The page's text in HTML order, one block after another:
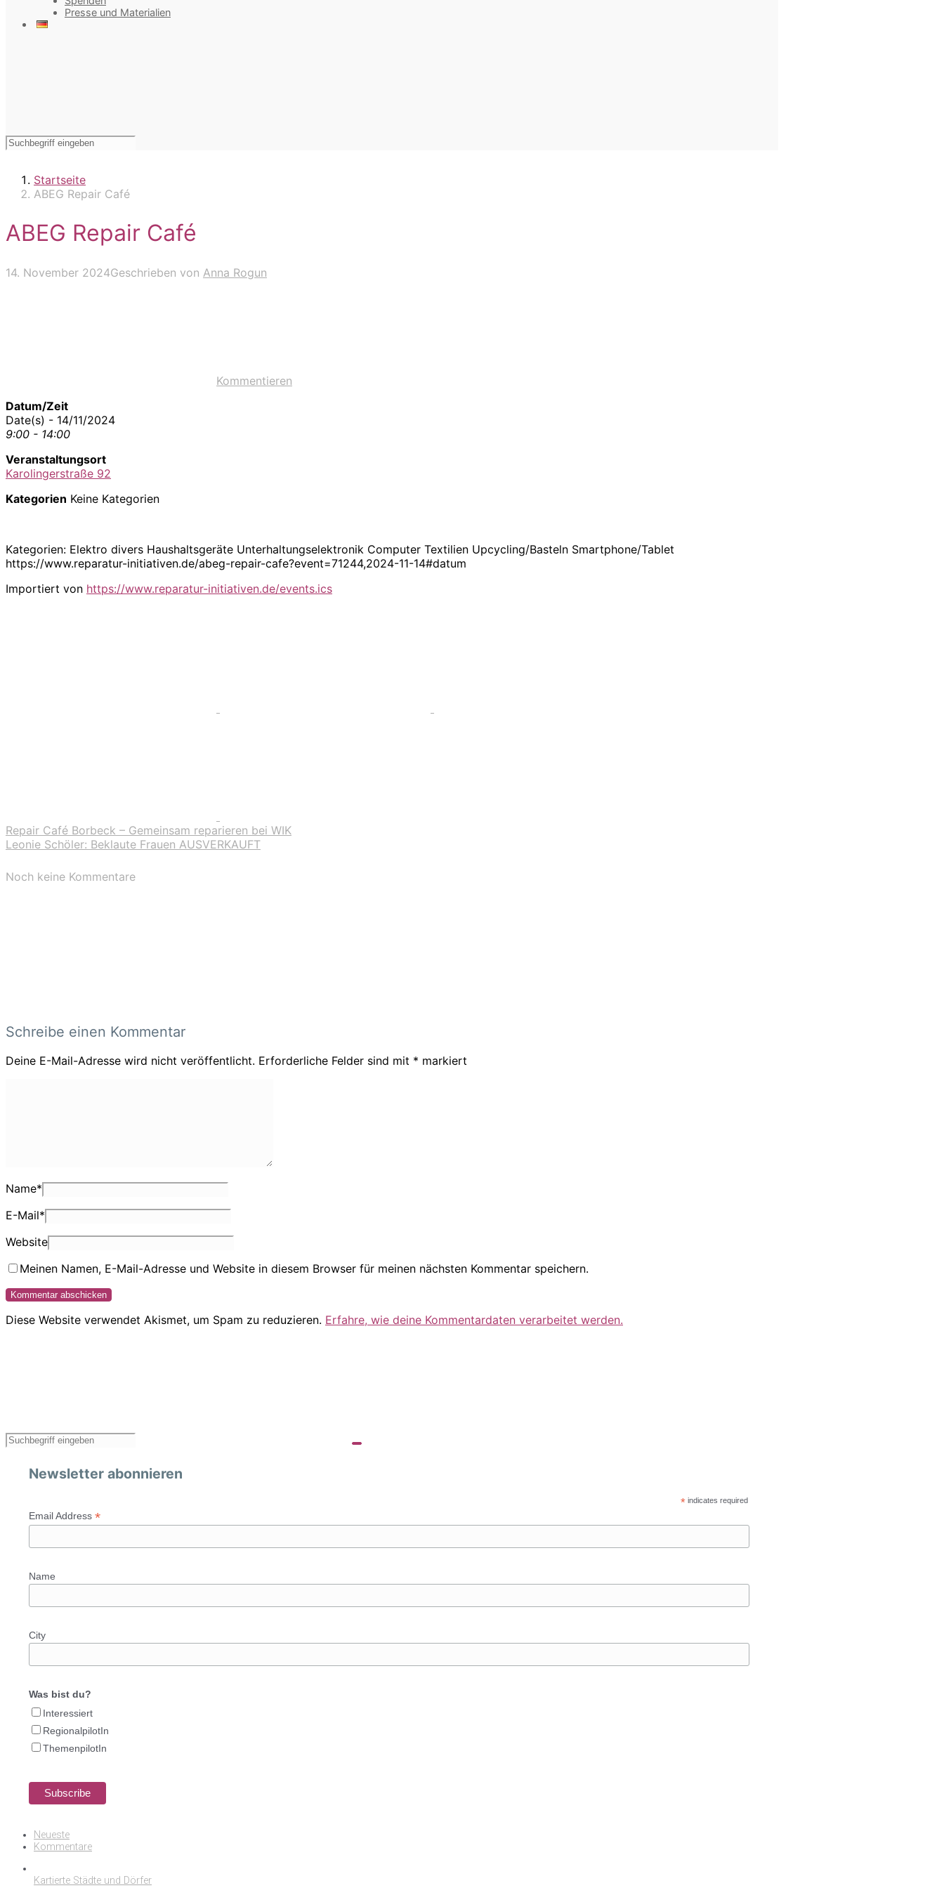
Presse und Materialien
Startseite
ABEG Repair Café
ABEG Repair Café
14. November 2024Geschrieben von Anna Rogun
Kommentieren
Datum/Zeit
Date(s) - 14/11/2024
9:00 - 14:00
Veranstaltungsort
Karolingerstraße 92
Kategorien Keine Kategorien
Kategorien: Elektro divers Haushaltsgeräte Unterhaltungselektronik Computer Textilien Upcycling/Basteln Smartphone/Tablet
https://www.reparatur-initiativen.de/abeg-repair-cafe?event=71244,2024-11-14#datum
Importiert von https://www.reparatur-initiativen.de/events.ics
Repair Café Borbeck – Gemeinsam reparieren bei WIK
Leonie Schöler: Beklaute Frauen AUSVERKAUFT
Noch keine Kommentare
Schreibe einen Kommentar
Deine E-Mail-Adresse wird nicht veröffentlicht. Erforderliche Felder sind mit * markiert
Name*
E-Mail*
Website
Meinen Namen, E-Mail-Adresse und Website in diesem Browser für meinen nächsten Kommentar speichern.
Diese Website verwendet Akismet, um Spam zu reduzieren. Erfahre, wie deine Kommentardaten verarbeitet werden.
Newsletter abonnieren
* indicates required
Email Address *
Name
City
Was bist du?
Interessiert
RegionalpilotIn
ThemenpilotIn
Neueste
Kommentare
Kartierte Städte und Dörfer